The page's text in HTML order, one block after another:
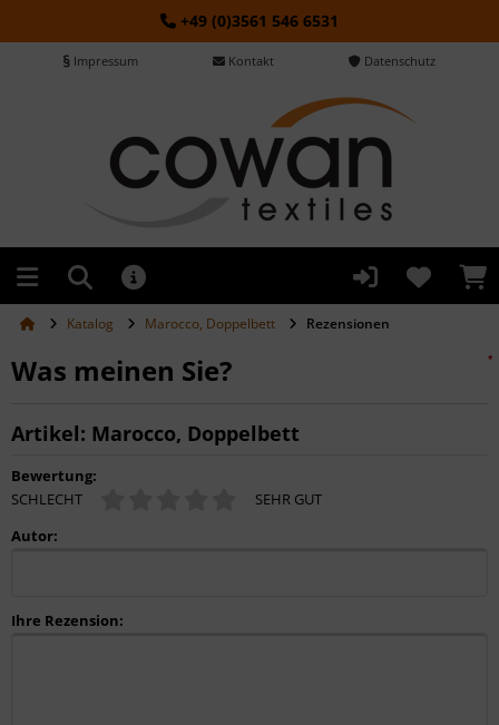
+49 (0)3561 546 6531
Impressum Kontakt Datenschutz
Katalog Marocco, Doppelbett Rezensionen
Was meinen Sie?
Artikel: Marocco, Doppelbett
Bewertung:
*
SCHLECHT
SEHR GUT
Autor:
*
Ihre Rezension:
*